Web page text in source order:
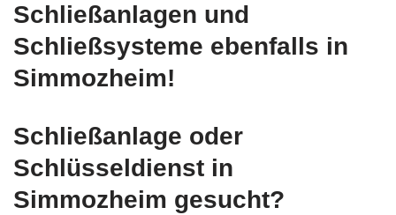
Schließanlagen und
Schließsysteme ebenfalls in
Simmozheim!
Schließanlage oder
Schlüsseldienst in
Simmozheim gesucht?